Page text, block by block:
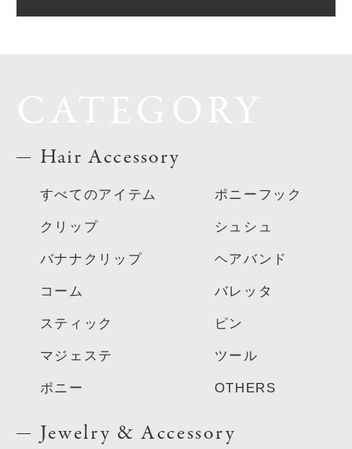
Hair Accessory
すべてのアイテム
クリップ
バナナクリップ
コーム
スティック
マジェステ
ポニー
ポニーフック
シュシュ
ヘアバンド
バレッタ
ピン
ツール
OTHERS
Jewelry & Accessory